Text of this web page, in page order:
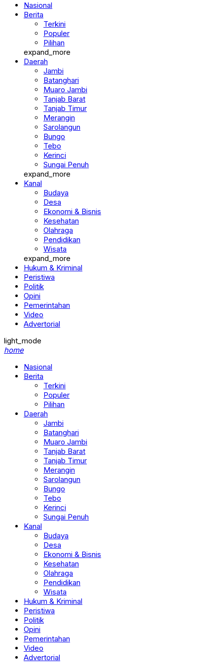
Nasional
Berita
Terkini
Populer
Pilihan
expand_more
Daerah
Jambi
Batanghari
Muaro Jambi
Tanjab Barat
Tanjab Timur
Merangin
Sarolangun
Bungo
Tebo
Kerinci
Sungai Penuh
expand_more
Kanal
Budaya
Desa
Ekonomi & Bisnis
Kesehatan
Olahraga
Pendidikan
Wisata
expand_more
Hukum & Kriminal
Peristiwa
Politik
Opini
Pemerintahan
Video
Advertorial
light_mode
home
Nasional
Berita
Terkini
Populer
Pilihan
Daerah
Jambi
Batanghari
Muaro Jambi
Tanjab Barat
Tanjab Timur
Merangin
Sarolangun
Bungo
Tebo
Kerinci
Sungai Penuh
Kanal
Budaya
Desa
Ekonomi & Bisnis
Kesehatan
Olahraga
Pendidikan
Wisata
Hukum & Kriminal
Peristiwa
Politik
Opini
Pemerintahan
Video
Advertorial